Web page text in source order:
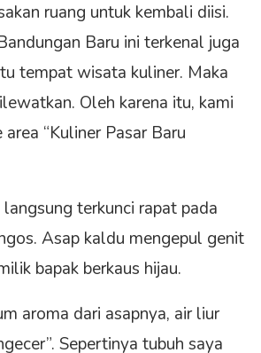
ruang untuk kembali diisi.
Baru ini terkenal juga
tempat wisata kuliner. Maka
Oleh karena itu, kami
“Kuliner Pasar Baru
terkunci rapat pada
Asap kaldu mengepul genit
bapak berkaus hijau.
aroma dari asapnya, air liur
Sepertinya tubuh saya